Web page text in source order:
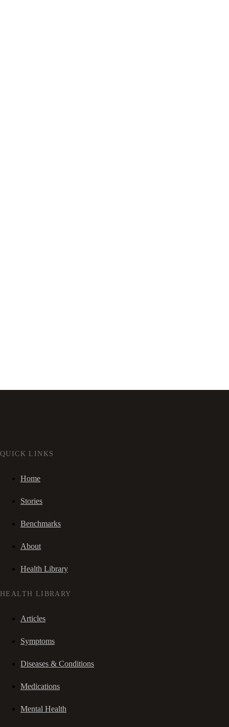
QUICK LINKS
Home
Stories
Benchmarks
About
Health Library
HEALTH LIBRARY
Articles
Symptoms
Diseases & Conditions
Medications
Mental Health